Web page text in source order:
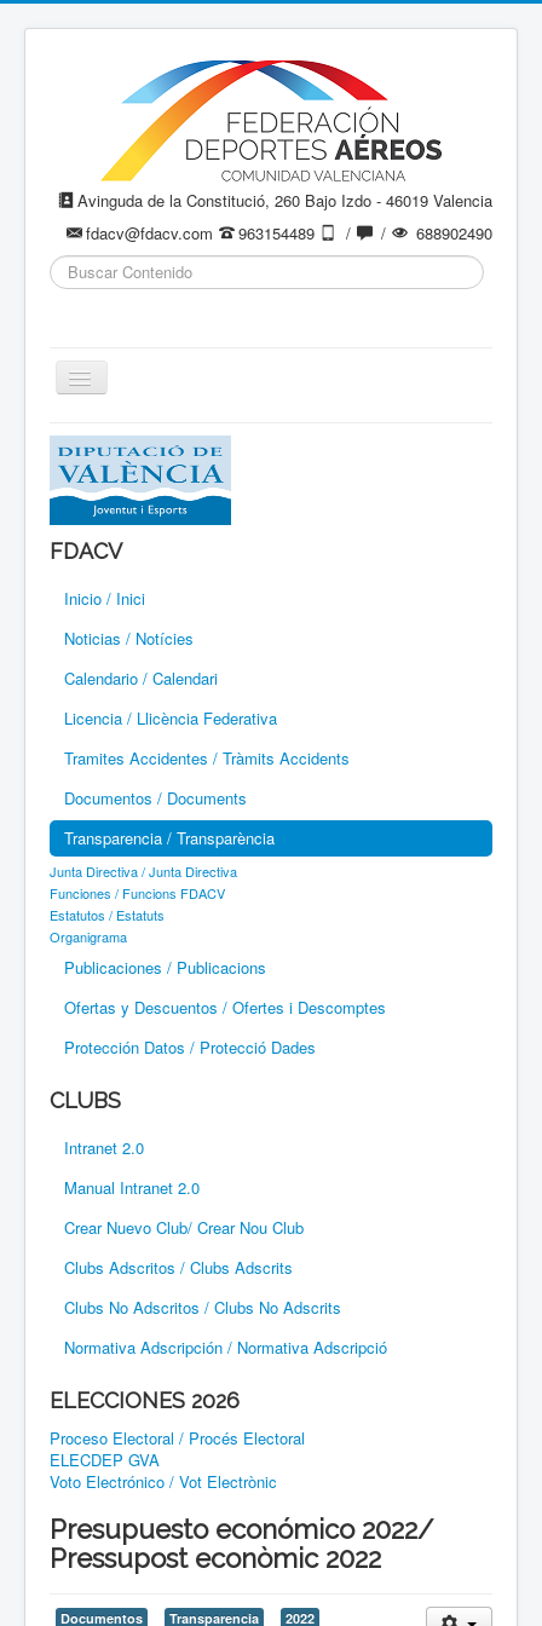
Avinguda de la Constitució, 260 Bajo Izdo - 46019 Valencia
fdacv@fdacv.com
963154489 / /
688902490
Buscar...
Cambiar
navegación
Aeromodelismo / Aeromodelisme
Ala Delta
Paracaidismo / Paracaigudisme
Parapente / Parapent
Ultraligeros / Ultralleugers
Vuelo Con Motor / Vol Amb Motor
FDACV
Inicio / Inici
Noticias / Notícies
Calendario / Calendari
Licencia / Llicència Federativa
Tramites Accidentes / Tràmits Accidents
Documentos / Documents
Transparencia / Transparència
Junta Directiva / Junta Directiva
Funciones / Funcions FDACV
Estatutos / Estatuts
Organigrama
Publicaciones / Publicacions
Ofertas y Descuentos / Ofertes i Descomptes
Protección Datos / Protecció Dades
CLUBS
Intranet 2.0
Manual Intranet 2.0
Crear Nuevo Club/ Crear Nou Club
Clubs Adscritos / Clubs Adscrits
Clubs No Adscritos / Clubs No Adscrits
Normativa Adscripción / Normativa Adscripció
ELECCIONES 2026
Proceso Electoral / Procés Electoral
ELECDEP GVA
Voto Electrónico / Vot Electrònic
Presupuesto económico 2022/
Pressupost econòmic 2022
Documentos Transparencia 2022